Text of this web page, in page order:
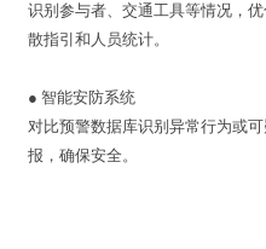
识别参与者、交通工具等情况，
散指引和人员统计。
● 智能安防系统
对比预警数据库识别异常行为或
报，确保安全。